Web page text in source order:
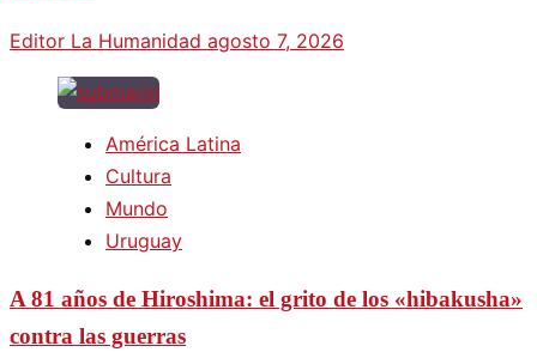
Editor La Humanidad agosto 7, 2026
América Latina
Cultura
Mundo
Uruguay
A 81 años de Hiroshima: el grito de los «hibakusha»
contra las guerras